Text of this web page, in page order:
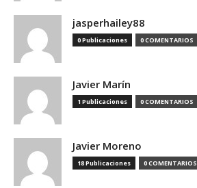
jasperhailey88
0 Publicaciones 0 COMENTARIOS
Javier Marín
1 Publicaciones 0 COMENTARIOS
Javier Moreno
18 Publicaciones 0 COMENTARIOS